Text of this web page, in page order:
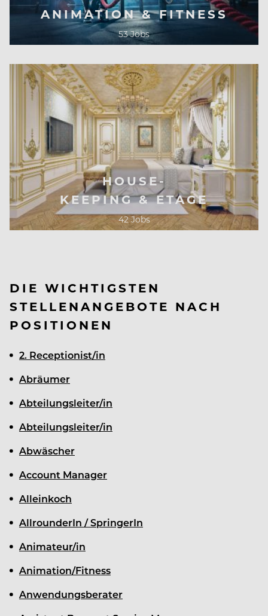
ANIMATION & FITNESS
53 Jobs
HOUSE-
KEEPING & ETAGE
42 Jobs
DIE WICHTIGSTEN
STELLENANGEBOTE NACH
POSITIONEN
2. Receptionist/in
Abräumer
Abteilungsleiter/in
Abteilungsleiter/in
Abwäscher
Account Manager
Alleinkoch
AllrounderIn / SpringerIn
Animateur/in
Animation/Fitness
Anwendungsberater